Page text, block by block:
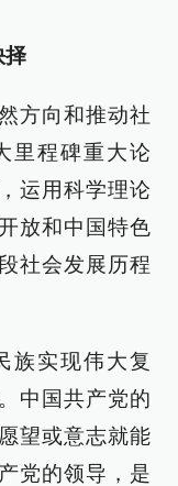
择
方向和推动社
里程碑重大论
运用科学理论
放和中国特色
社会发展历程
族实现伟大复
中国共产党的
望或意志就能
党的领导，是